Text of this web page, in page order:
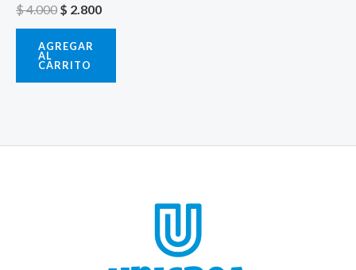
$4.000 $ 2.800
AGREGAR
AL
CARRITO